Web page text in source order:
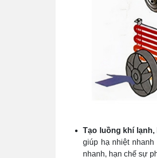
Tạo luồng khí
giúp hạ nhiệt
nhanh, hạn chế sự